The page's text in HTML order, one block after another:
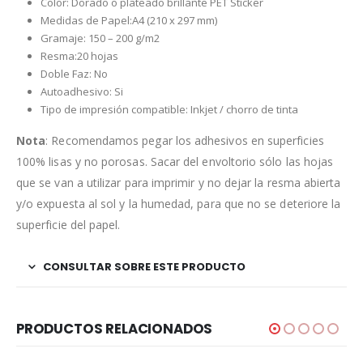
Medidas de Papel:A4 (210 x 297 mm)
Gramaje: 150 – 200 g/m2
Resma:20 hojas
Doble Faz: No
Autoadhesivo: Si
Tipo de impresión compatible: Inkjet / chorro de tinta
Nota: Recomendamos pegar los adhesivos en superficies
100% lisas y no porosas. Sacar del envoltorio sólo las hojas
que se van a utilizar para imprimir y no dejar la resma abierta
y/o expuesta al sol y la humedad, para que no se deteriore la
superficie del papel.
CONSULTAR SOBRE ESTE PRODUCTO
PRODUCTOS RELACIONADOS